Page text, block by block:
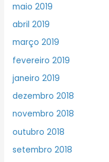
maio 2019
abril 2019
março 2019
fevereiro 2019
janeiro 2019
dezembro 2018
novembro 2018
outubro 2018
setembro 2018